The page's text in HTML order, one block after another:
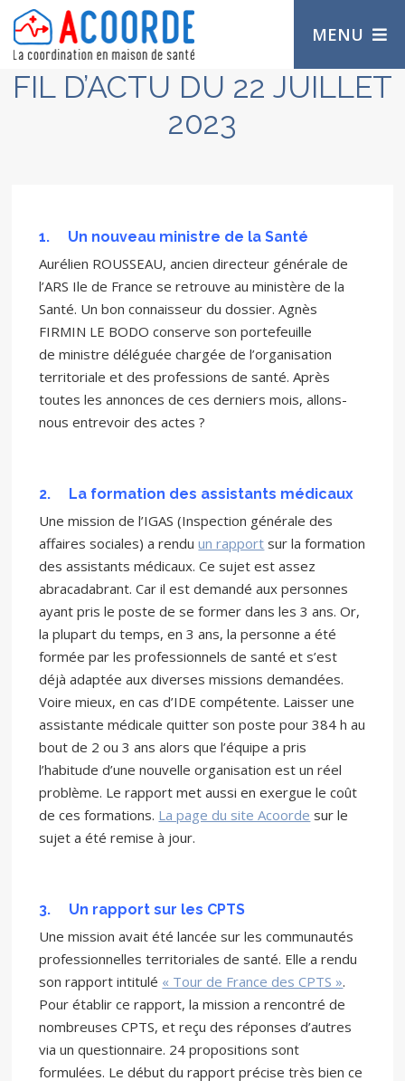
MENU
FIL D’ACTU DU 22 JUILLET
2023
1. Un nouveau ministre de la Santé
Aurélien ROUSSEAU, ancien directeur générale de
l’ARS Ile de France se retrouve au ministère de la
Santé. Un bon connaisseur du dossier. Agnès
FIRMIN LE BODO conserve son portefeuille
de ministre déléguée chargée de l’organisation
territoriale et des professions de santé. Après
toutes les annonces de ces derniers mois, allons-
nous entrevoir des actes ?
2. La formation des assistants médicaux
Une mission de l’IGAS (Inspection générale des
affaires sociales) a renduun rapport sur la formation
des assistants médicaux. Ce sujet est assez
abracadabrant. Car il est demandé aux personnes
ayant pris le poste de se former dans les 3 ans. Or,
la plupart du temps, en 3 ans, la personne a été
formée par les professionnels de santé et s’est
déjà adaptée aux diverses missions demandées.
Voire mieux, en cas d’IDE compétente. Laisser une
assistante médicale quitter son poste pour 384 h au
bout de 2 ou 3 ans alors que l’équipe a pris
l’habitude d’une nouvelle organisation est un réel
problème. Le rapport met aussi en exergue le coût
de ces formations. La page du site Acoorde sur le
sujet a été remise à jour.
3. Un rapport sur les CPTS
Une mission avait été lancée sur les communautés
professionnelles territoriales de santé. Elle a rendu
son rapport intitulé « Tour de France des CPTS ».
Pour établir ce rapport, la mission a rencontré de
nombreuses CPTS, et reçu des réponses d’autres
via un questionnaire. 24 propositions sont
formulées. Le début du rapport précise très bien ce